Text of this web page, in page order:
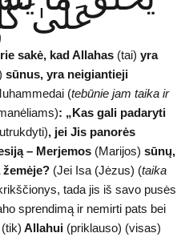
عَلَىٰ
sakė, kad Allahas(tai) yra
sūnus, yra neigiantieji
(tebūnie jam taika ir
: „Kas gali padaryti
, jei Jis panorės
– Merjemos(Marijos) sūnų,
(Jei Isa (Jėzus) (taika
tada jis iš savo pusės
sprendimą ir nemirti pats bei
Allahui (priklauso) (visas)